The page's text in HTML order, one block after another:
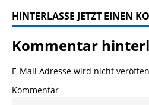
HINTERLASSE JETZT EINEN
Kommentar
E-Mail Adresse wird nicht
Kommentar